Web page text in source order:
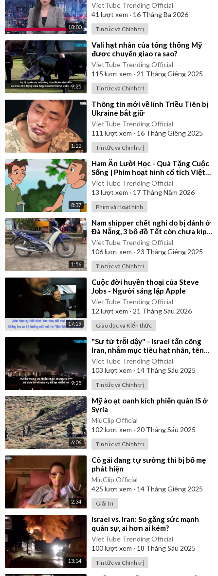
18:00
VietTube Trending Official
41 lượt xem · 16 Tháng Ba 2026
Tin tức và Chính trị
9:25
⁣Vali hạt nhân của tổng thống Mỹ
được chuyển giao ra sao?
VietTube Trending Official
115 lượt xem · 21 Tháng Giêng 2025
Tin tức và Chính trị
1:22
⁣Thông tin mới về lính Triều Tiên bị
Ukraine bắt giữ
VietTube Trending Official
111 lượt xem · 16 Tháng Giêng 2025
Tin tức và Chính trị
8:37
⁣Ham Ăn Lười Học - Quà Tặng Cuộc
Sống | Phim hoạt hình cổ tích Việt
Nam
VietTube Trending Official
13 lượt xem · 17 Tháng Năm 2026
Phim và Hoạt hình
1:56
⁣Nam shipper chết nghi do bị đánh ở
Đà Nẵng, 3 bộ đồ Tết còn chưa kịp
mặc
VietTube Trending Official
106lượt xem · 23 Tháng Giêng 2025
Tin tức và Chính trị
17:19
⁣Cuộc đời huyền thoại của Steve
Jobs - Người sáng lập Apple
VietTube Trending Official
12 lượt xem · 21 Tháng Sáu 2026
Giáo dục và Kiến thức
9:25
⁣"Sư tử trỗi dậy" - Israel tấn công
Iran, nhắm mục tiêu hạt nhân, tên
lửa, chỉ huy
VietTube Trending Official
103 lượt xem · 14 Tháng Sáu 2025
Tin tức và Chính trị
6:06
⁣Mỹ ào ạt oanh kích phiến quân IS ở
Syria
MiuClip Official
102 lượt xem · 20 Tháng Sáu 2025
Tin tức và Chính trị
2:34
⁣Cô gái đang tự sướng thì bị bố mẹ
phát hiện
MiuClip Official
425 lượt xem · 14 Tháng Giêng 2025
Giải trí
13:14
⁣Israel vs. Iran: So găng sức mạnh
quân sự, ai hơn ai kém?
VietTube Trending Official
100lượt xem · 18 Tháng Sáu 2025
Tin tức và Chính trị